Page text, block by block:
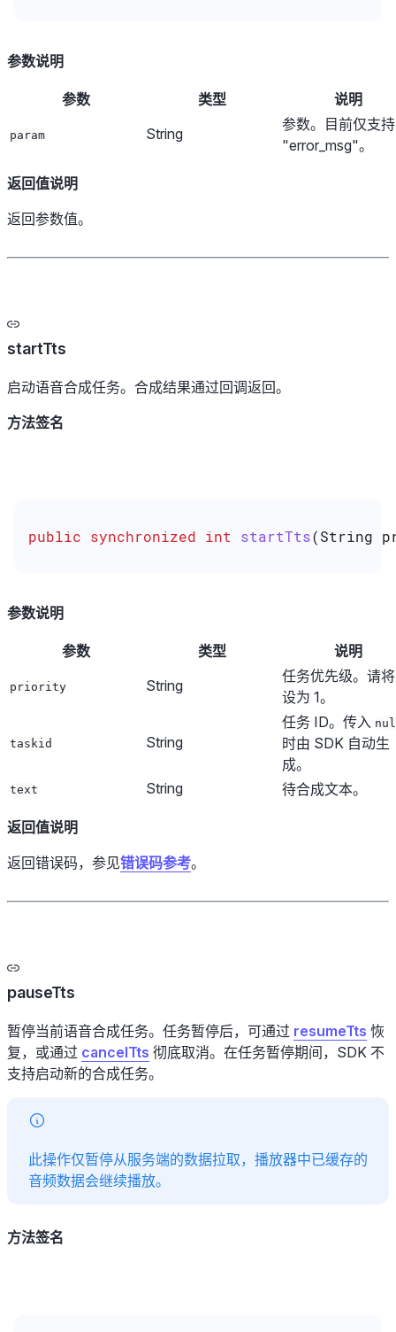
参数说明
参数 类型 说明
param String
参数。目前仅支持
"error_msg"。
返回值说明
返回参数值。
startTts
启动语音合成任务。合成结果通过回调返回。
方法签名
public synchronized int startTts(String
参数说明
参数 类型 说明
priority String
任务优先级。请
设为 1。
taskid String
任务 ID。传入
时由 SDK 自动生
成。
text String 待合成文本。
返回值说明
返回错误码，参见错误码参考。
pauseTts
暂停当前语音合成任务。任务暂停后，可通过 resumeTts 恢
复，或通过 cancelTts 彻底取消。在任务暂停期间，SDK 不
支持启动新的合成任务。
此操作仅暂停从服务端的数据拉取，播放器中已缓存的
音频数据会继续播放。
方法签名